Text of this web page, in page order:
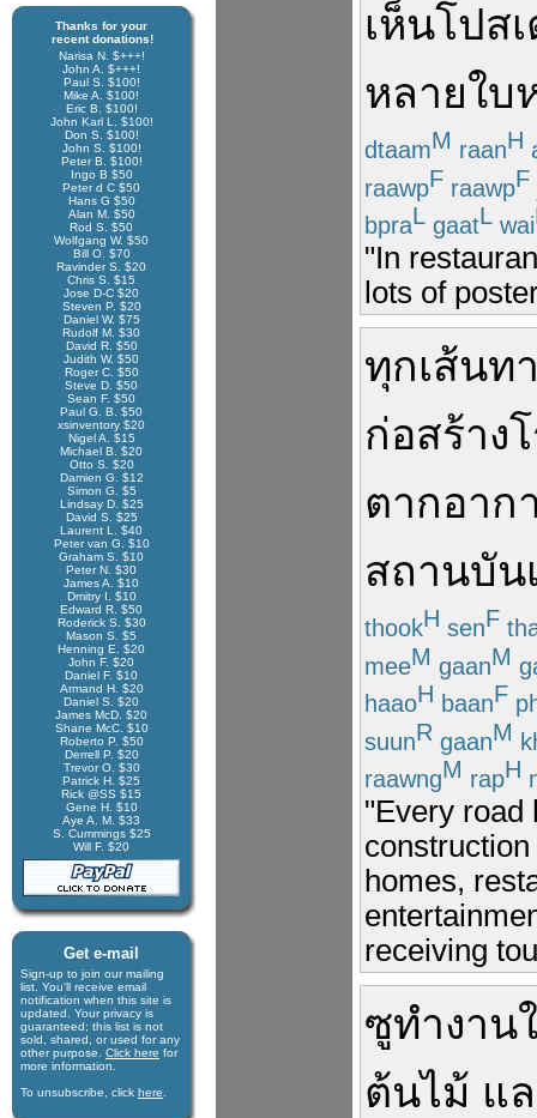
Thanks for your
recent donations!
Narisa N. $+++!
John A. $+++!
Paul S. $100!
Mike A. $100!
Eric B. $100!
John Karl L. $100!
Don S. $100!
John S. $100!
Peter B. $100!
Ingo B $50
Peter d C $50
Hans G $50
Alan M. $50
Rod S. $50
Wolfgang W. $50
Bill O. $70
Ravinder S. $20
Chris S. $15
Jose D-C $20
Steven P. $20
Daniel W. $75
Rudolf M. $30
David R. $50
Judith W. $50
Roger C. $50
Steve D. $50
Sean F. $50
Paul G. B. $50
xsinventory $20
Nigel A. $15
Michael B. $20
Otto S. $20
Damien G. $12
Simon G. $5
Lindsay D. $25
David S. $25
Laurent L. $40
Peter van G. $10
Graham S. $10
Peter N. $30
James A. $10
Dmitry I. $10
Edward R. $50
Roderick S. $30
Mason S. $5
Henning E. $20
John F. $20
Daniel F. $10
Armand H. $20
Daniel S. $20
James McD. $20
Shane McC. $10
Roberto P. $50
Derrell P. $20
Trevor O. $30
Patrick H. $25
Rick @SS $15
Gene H. $10
Aye A. M. $33
S. Cummings $25
Will F. $20
Get e-mail
Sign-up to join our mail­ing
list. You'll receive e­mail
notification when this site is
updated. Your privacy is
guaran­teed; this list is not
sold, shared, or used for any
other purpose. Click here for
more infor­mation.
To unsubscribe, click here
เห็นโปส
หลายใบ
dtaamM raanH
raawpF raawpF
bpraL gaatL wai
"In
lots of
ทุกเส้นท
ก่อสร้าง
ตากอาก
สถานบัน
thookH senF
meeM gaanM
haaoH baanF
suunR gaanM
raawngM rapH
"Every road
homes,
receiving
ซูทำงาน
ต้นไม้ แ